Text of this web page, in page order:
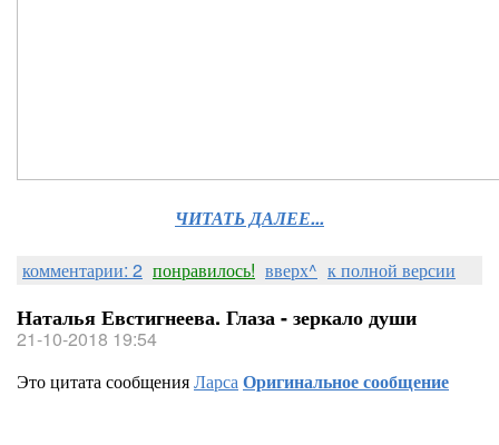
ЧИТАТЬ ДАЛЕЕ...
комментарии: 2 понравилось! вверх^ к полной версии
Наталья Евстигнеева. Глаза - зеркало души
21-10-2018 19:54
Это цитата сообщенияЛарсаОригинальное сообщение